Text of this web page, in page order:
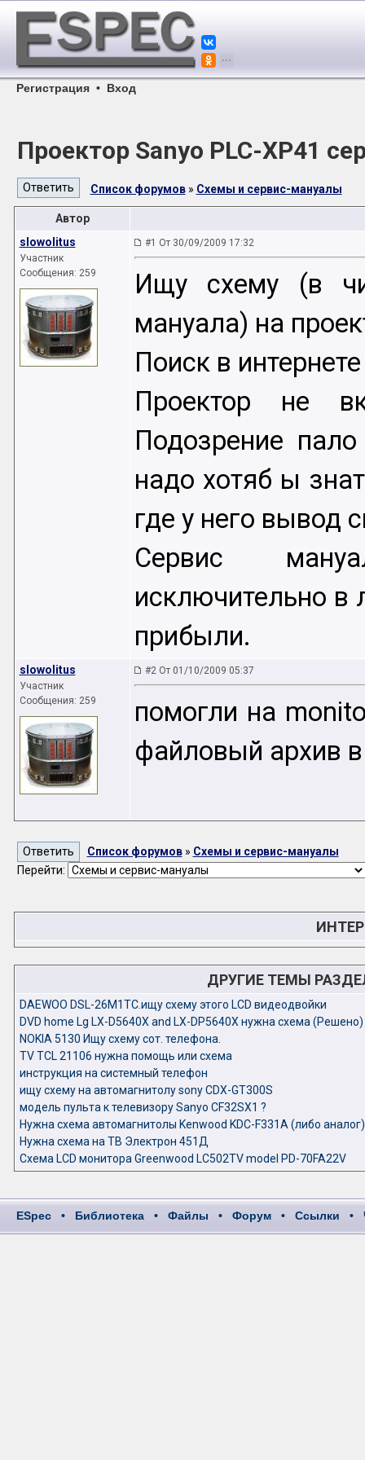
Регистрация • Вход
Проектор Sanyo PLC-XP41
Список форумов» Схемы и сервис-мануалы
Автор
slowolitus
Участник
Сообщения: 259
#1 От 30/09/2009 17:32
Ищу схему (в
мануала) на
Поиск в
Проектор не
Подозрение
надо хотяб ы
где у него вывод
Сервис
исключительно в
прибыли.
slowolitus
Участник
Сообщения: 259
#2 От 01/10/2009 05:37
помогли на
файловый архив
Список форумов» Схемы и сервис-мануалы
Перейти:
ДРУГИЕ ТЕМЫ
DAEWOO DSL-26M1TC.ищу схему этого LCD видеодвойки
DVD home Lg LX-D5640X and LX-DP5640X нужна схема (Решено)
NOKIA 5130 Ищу схему сот. телефона.
TV TCL 21106 нужна помощь или схема
инструкция на системный телефон
ищу схему на автомагнитолу sony CDX-GT300S
модель пульта к телевизору Sanyo CF32SX1 ?
Нужна схема автомагнитолы Kenwood KDC-F331A (либо аналог)
Нужна схема на ТВ Электрон 451Д
Схема LCD монитора Greenwood LC502TV model PD-70FA22V
ESpec • Библиотека • Файлы • Форум • Ссылки •